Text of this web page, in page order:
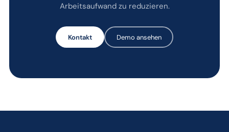
Arbeitsaufwand zu reduzieren.
Kontakt Demo ansehen